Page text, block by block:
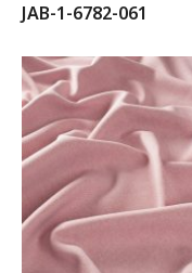
JAB-1-6782-061